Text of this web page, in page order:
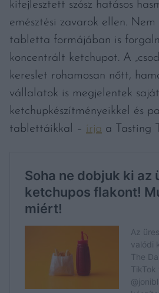
kifejlesztett szósz hatásos
emésztési zavarok ellen.
tabletta formájában is
koncentrált ketchupot. A
kereslet rohamosan nőtt,
vállalatok is megjelentek saját
ketchupkészítményeikkel és
tablettáikkal – írja a Tasting